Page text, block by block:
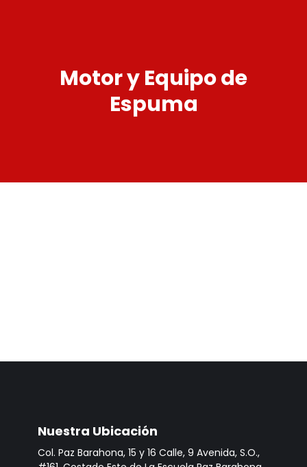
Motor y Equipo de
Espuma
Nuestra Ubicación
Col. Paz Barahona, 15 y 16 Calle, 9 Avenida, S.O.,